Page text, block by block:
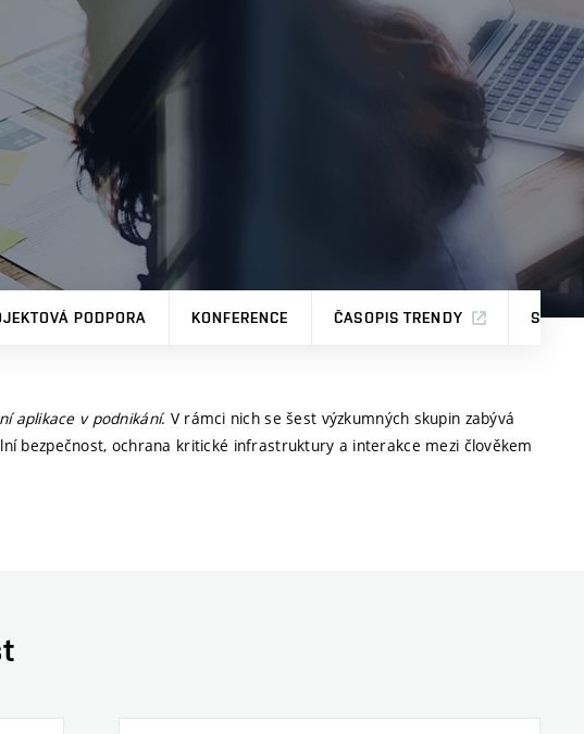
PODPORA KONFERENCE ČASOPIS TRENDY
aplikace v podnikání. V rámci nich se šest výzkumných skupin zabývá
bezpečnost, ochrana kritické infrastruktury a interakce mezi člověkem